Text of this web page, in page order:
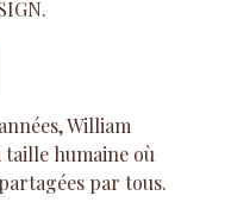
William
humaine où
par tous.